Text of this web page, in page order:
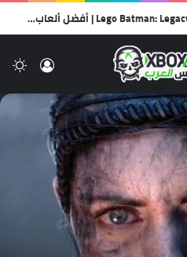
مراجعة Lego Batman: Legacy of the Dark Knight | أفضل ألعاب الليجو… وأجمل رسالة حب لشخصية باتمان!